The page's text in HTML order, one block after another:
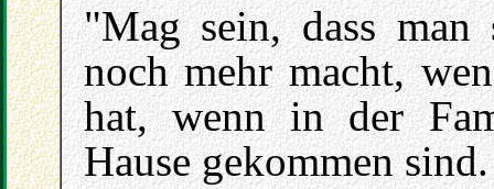
"Mag sein, dass man
noch mehr macht,
hat, wenn in der
Hause gekommen sind.